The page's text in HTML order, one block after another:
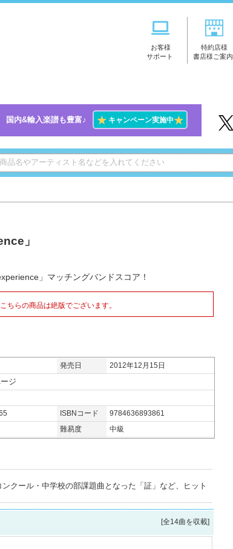
お客様
サポート
特約店様
書店様ご案内
国内&輸入楽譜も豊富♪ ★キャンペーン実施中★
」
」マッチングバンドスコア！
ちらの商品は絶版でございます。
発売日
2012年12月15日
ジ
ISBNコード
9784636893861
難易度 中級
クール・中学校の部課題曲となった「証」など、ヒット
[全14曲を収載]